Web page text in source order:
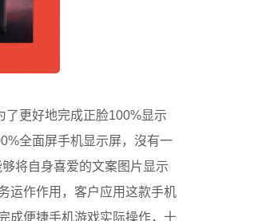
更好地完成正脸100%显示
全面屏手机显示屏，沒有一
将自身喜爱的文案图片显示
运作作用，客户应用这款手机
成便捷手机游戏实际操作，十